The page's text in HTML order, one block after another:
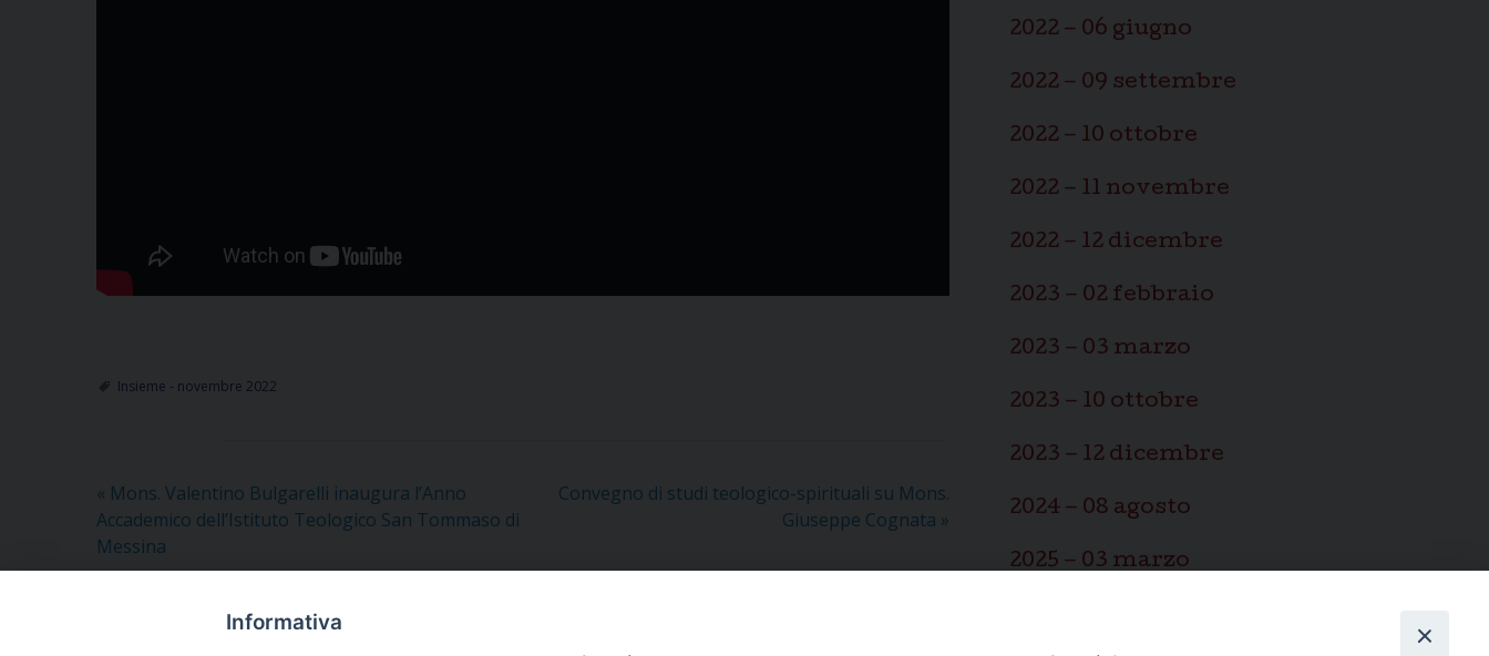
Insieme - novembre 2022
« Mons. Valentino Bulgarelli inaugura l’Anno
Accademico dell’Istituto Teologico San Tommaso di
Messina
Convegno di studi teologico-spirituali su Mons.
Giuseppe Cognata »
2022 – 06 giugno
2022 – 09 settembre
2022 – 10 ottobre
2022 – 11 novembre
2022 – 12 dicembre
2023 – 02 febbraio
2023 – 03 marzo
2023 – 10 ottobre
2023 – 12 dicembre
2024 – 08 agosto
2025 – 03 marzo
Informativa